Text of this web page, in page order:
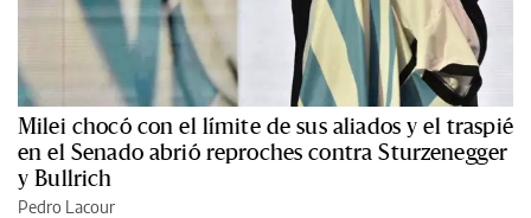
Milei chocó con el límite de sus aliados y el traspié
en el Senado abrió reproches contra Sturzenegger
y Bullrich
Pedro Lacour